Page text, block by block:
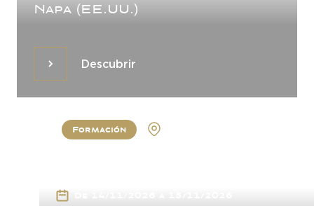
Napa (EE.UU.)
DescubrirDescubrir
Formación